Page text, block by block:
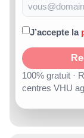
J’accepte la
100% gratuit ·
centres VHU